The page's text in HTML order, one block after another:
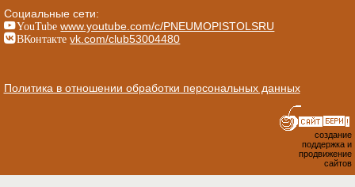
Социальные сети:
YouTube www.youtube.com/c/PNEUMOPISTOLSRU
ВКонтакте vk.com/club53004480
Политика в отношении обработки персональных данных
создание
поддержка и
продвижение
сайтов